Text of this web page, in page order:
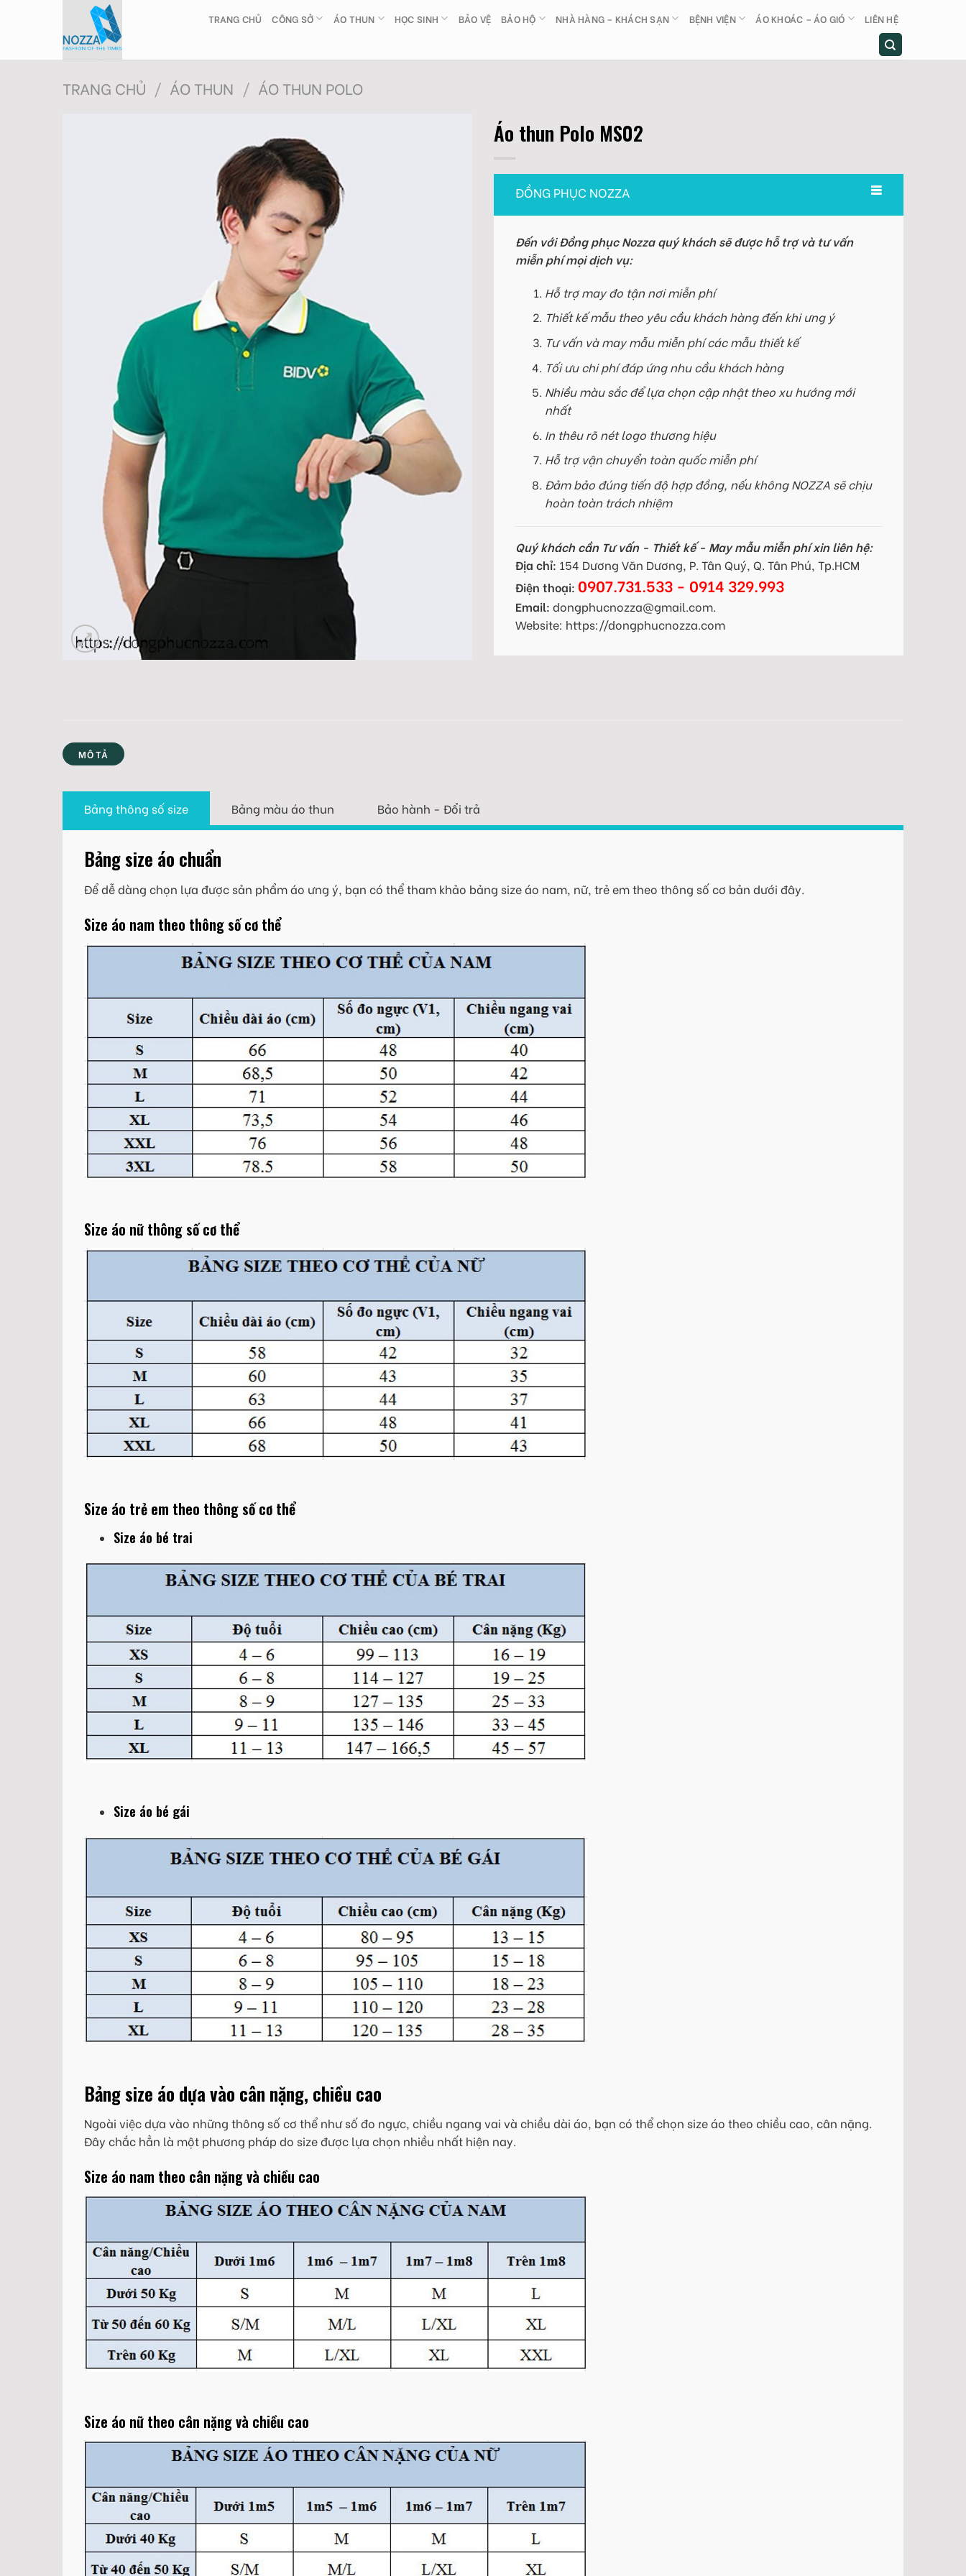
TRANG CHỦ CÔNG SỞ ÁO THUN HỌC SINH BẢO VỆ BẢO HỘ NHÀ HÀNG – KHÁCH SẠN BỆNH VIỆN ÁO KHOÁC – ÁO GIÓ LIÊN HỆ
TRANG CHỦ / ÁO THUN / ÁO THUN POLO
Áo thun Polo MS02
ĐỒNG PHỤC NOZZA
Đến với Đồng phục Nozza quý khách sẽ được hỗ trợ và tư vấn
miễn phí mọi dịch vụ:
Hỗ trợ may đo tận nơi miễn phí
Thiết kế mẫu theo yêu cầu khách hàng đến khi ưng ý
Tư vấn và may mẫu miễn phí các mẫu thiết kế
Tối ưu chi phí đáp ứng nhu cầu khách hàng
Nhiều màu sắc để lựa chọn cập nhật theo xu hướng mới
nhất
In thêu rõ nét logo thương hiệu
Hỗ trợ vận chuyển toàn quốc miễn phí
Đảm bảo đúng tiến độ hợp đồng, nếu không NOZZA sẽ chịu
hoàn toàn trách nhiệm
Quý khách cần Tư vấn - Thiết kế - May mẫu miễn phí xin liên hệ:
Địa chỉ: 154 Dương Văn Dương, P. Tân Quý, Q. Tân Phú, Tp.HCM
Điện thoại: 0907.731.533 - 0914 329.993
Email: dongphucnozza@gmail.com.
Website: https://dongphucnozza.com
MÔ TẢ
Bảng thông số size Bảng màu áo thun Bảo hành - Đổi trả
Bảng size áo chuẩn
Để dễ dàng chọn lựa được sản phẩm áo ưng ý, bạn có thể tham khảo bảng size áo nam, nữ, trẻ em theo thông số cơ bản dưới đây.
Size áo nam theo thông số cơ thể
Size áo nữ thông số cơ thể
Size áo trẻ em theo thông số cơ thể
Size áo bé trai
Size áo bé gái
Bảng size áo dựa vào cân nặng, chiều cao
Ngoài việc dựa vào những thông số cơ thể như số đo ngực, chiều ngang vai và chiều dài áo, bạn có thể chọn size áo theo chiều cao, cân nặng.
Đây chắc hẳn là một phương pháp do size được lựa chọn nhiều nhất hiện nay.
Size áo nam theo cân nặng và chiều cao
Size áo nữ theo cân nặng và chiều cao